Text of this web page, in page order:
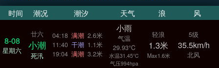
时间 潮况 潮汐 天气 浪 风
8-08
星期六
廿六
小潮
死汛
04:18 满潮 2.6米
11:40 干潮 1.1米
19:04 满潮 3.2米
小雨
气温
29.93°C
水温31.45°C
气压994hpa
轻浪
1.3米
Max1.6米
5级
35.5km/h
北风